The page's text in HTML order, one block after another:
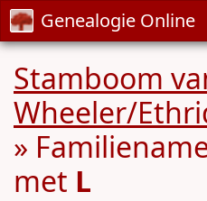
Genealogie Online
Stamboom
Wheeler/
»
met L